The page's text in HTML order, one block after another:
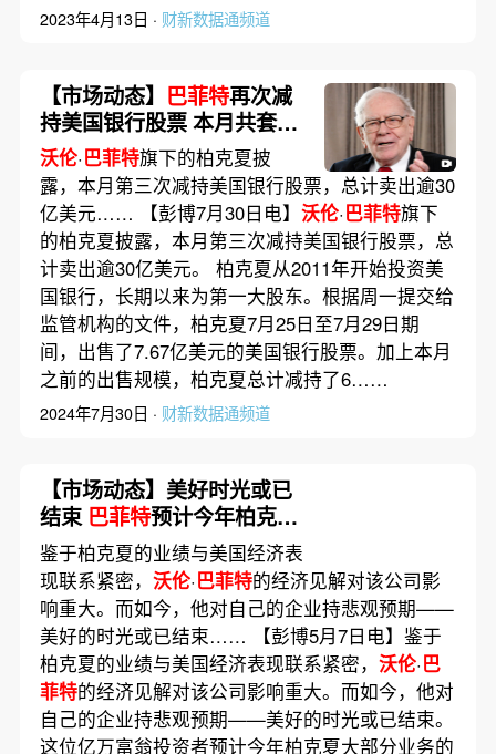
2023年4月13日 · 财新数据通频道
【市场动态】 巴菲特再次减
持美国银行股票 本月共套现
逾30亿美元
沃伦·巴菲特旗下的柏克夏披
露，本月第三次减持美国银行股票，总计卖出逾30
亿美元…… 【彭博7月30日电】 沃伦·巴菲特旗下
的柏克夏披露，本月第三次减持美国银行股票，总
计卖出逾30亿美元。 柏克夏从2011年开始投资美
国银行，长期以来为第一大股东。根据周一提交给
监管机构的文件，柏克夏7月25日至7月29日期
间，出售了7.67亿美元的美国银行股票。加上本月
之前的出售规模，柏克夏总计减持了6……
2024年7月30日 · 财新数据通频道
【市场动态】美好时光或已
结束 巴菲特预计今年柏克夏
多数业务盈利将下降
鉴于柏克夏的业绩与美国经济表
现联系紧密， 沃伦·巴菲特的经济见解对该公司影
响重大。而如今，他对自己的企业持悲观预期——
美好的时光或已结束…… 【彭博5月7日电】鉴于
柏克夏的业绩与美国经济表现联系紧密， 沃伦·巴
菲特的经济见解对该公司影响重大。而如今，他对
自己的企业持悲观预期——美好的时光或已结束。
这位亿万富翁投资者预计今年柏克夏大部分业务的